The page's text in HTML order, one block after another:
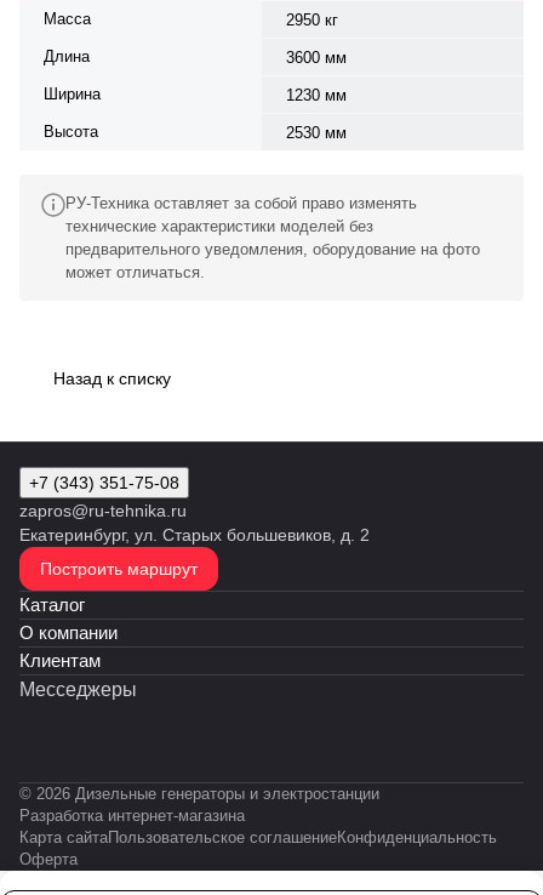
Масса
2950 кг
Длина
3600 мм
Ширина
1230 мм
Высота
2530 мм
РУ-Техника оставляет за собой право изменять
технические характеристики моделей без
предварительного уведомления, оборудование на фото
может отличаться.
Назад к списку
+7 (343) 351-75-08
zapros@ru-tehnika.ru
Екатеринбург, ул. Старых большевиков, д. 2
Построить маршрут
Каталог
О компании
Клиентам
Месседжеры
© 2026 Дизельные генераторы и электростанции
Разработка интернет-магазина
Карта сайтаПользовательское соглашениеКонфиденциальность
Оферта